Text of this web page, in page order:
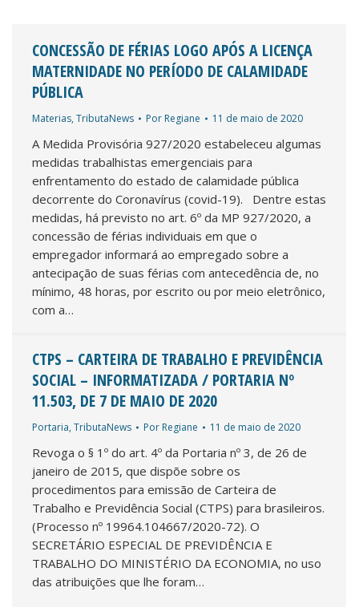
CONCESSÃO DE FÉRIAS LOGO APÓS A LICENÇA
MATERNIDADE NO PERÍODO DE CALAMIDADE
PÚBLICA
Materias,TributaNews Por Regiane 11 de maio de 2020
A Medida Provisória 927/2020 estabeleceu algumas
medidas trabalhistas emergenciais para
enfrentamento do estado de calamidade pública
decorrente do Coronavírus (covid-19). Dentre estas
medidas, há previsto no art. 6º da MP 927/2020, a
concessão de férias individuais em que o
empregador informará ao empregado sobre a
antecipação de suas férias com antecedência de, no
mínimo, 48 horas, por escrito ou por meio eletrônico,
com a…
CTPS – CARTEIRA DE TRABALHO E PREVIDÊNCIA
SOCIAL – INFORMATIZADA / PORTARIA Nº
11.503, DE 7 DE MAIO DE 2020
Portaria,TributaNews Por Regiane 11 de maio de 2020
Revoga o § 1º do art. 4º da Portaria nº 3, de 26 de
janeiro de 2015, que dispõe sobre os
procedimentos para emissão de Carteira de
Trabalho e Previdência Social (CTPS) para brasileiros.
(Processo nº 19964.104667/2020-72). O
SECRETÁRIO ESPECIAL DE PREVIDÊNCIA E
TRABALHO DO MINISTÉRIO DA ECONOMIA, no uso
das atribuições que lhe foram…